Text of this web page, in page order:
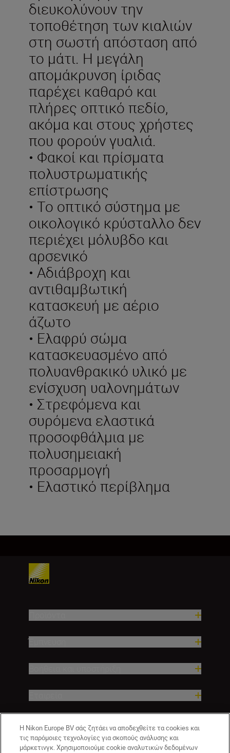
διευκολύνουν την
τοποθέτηση των κιαλιών
στη σωστή απόσταση από
το μάτι. Η μεγάλη
απομάκρυνση ίριδας
παρέχει καθαρό και
πλήρες οπτικό πεδίο,
ακόμα και στους χρήστες
που φορούν γυαλιά.
• Φακοί και πρίσματα
πολυστρωματικής
επίστρωσης
• Το οπτικό σύστημα με
οικολογικό κρύσταλλο δεν
περιέχει μόλυβδο και
αρσενικό
• Αδιάβροχη και
αντιθαμβωτική
κατασκευή με αέριο
άζωτο
• Ελαφρύ σώμα
κατασκευασμένο από
πολυανθρακικό υλικό με
ενίσχυση υαλονημάτων
• Στρεφόμενα και
συρόμενα ελαστικά
προσοφθάλμια με
πολυσημειακή
προσαρμογή
• Ελαστικό περίβλημα
Η Nikon Europe BV σάς ζητάει να αποδεχθείτε τα cookies και
τις παρόμοιες τεχνολογίες για σκοπούς ανάλυσης και
μάρκετινγκ. Χρησιμοποιούμε cookie αναλυτικών δεδομένων